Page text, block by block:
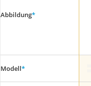
Abbildung*
Modell*